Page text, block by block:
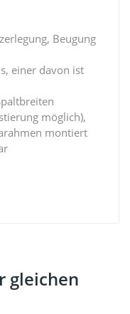
Beugung
einer davon ist
möglich),
montiert
gleichen